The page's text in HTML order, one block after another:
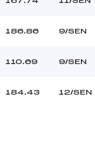
186.86 9/SEN
110.69 9/SEN
184.43 12/SEN